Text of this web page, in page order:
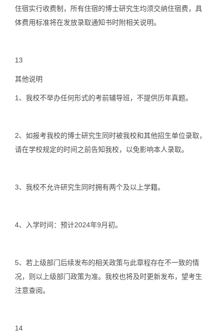
住宿实行收费制，所有住宿的博士研究生均须交纳住宿费，具
体费用标准将在发放录取通知书时附相关说明。
13
其他说明
1、 我校不举办任何形式的考前辅导班，不提供历年真题。
2、 如报考我校的博士研究生同时被我校和其他招生单位录取，
请在学校规定的时间之前告知我校，以免影响本人录取。
3、 我校不允许研究生同时拥有两个及以上学籍。
4、 入学时间：预计2024年9月初。
5、 若上级部门后续发布的相关政策与此章程存在不一致的情
况，则以上级部门政策为准。我校也将及时更新发布，望考生
注意查阅。
14